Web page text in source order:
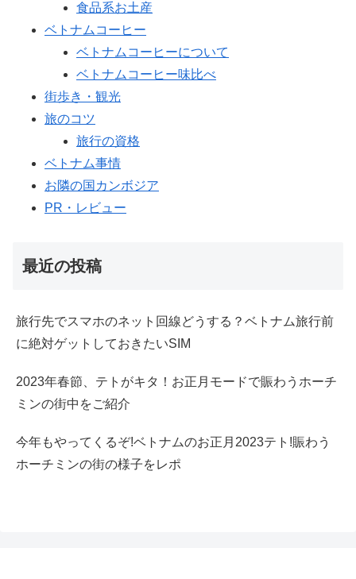
食品系お土産
ベトナムコーヒー
ベトナムコーヒーについて
ベトナムコーヒー味比べ
街歩き・観光
旅のコツ
旅行の資格
ベトナム事情
お隣の国カンボジア
PR・レビュー
最近の投稿
旅行先でスマホのネット回線どうする？ベトナム旅行前
に絶対ゲットしておきたいSIM
2023年春節、テトがキタ！お正月モードで賑わうホーチ
ミンの街中をご紹介
今年もやってくるぞ!ベトナムのお正月2023テト!賑わう
ホーチミンの街の様子をレポ